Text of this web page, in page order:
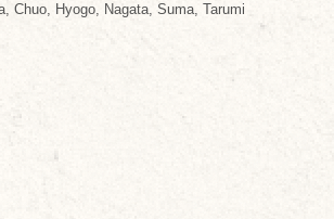
Chuo, Hyogo, Nagata, Suma, Tarumi